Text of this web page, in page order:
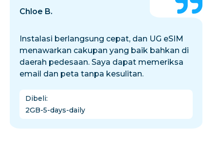
Chloe B.
Instalasi berlangsung cepat, dan UG eSIM
menawarkan cakupan yang baik bahkan di
daerah pedesaan. Saya dapat memeriksa
email dan peta tanpa kesulitan.
Dibeli:
2GB-5-days-daily